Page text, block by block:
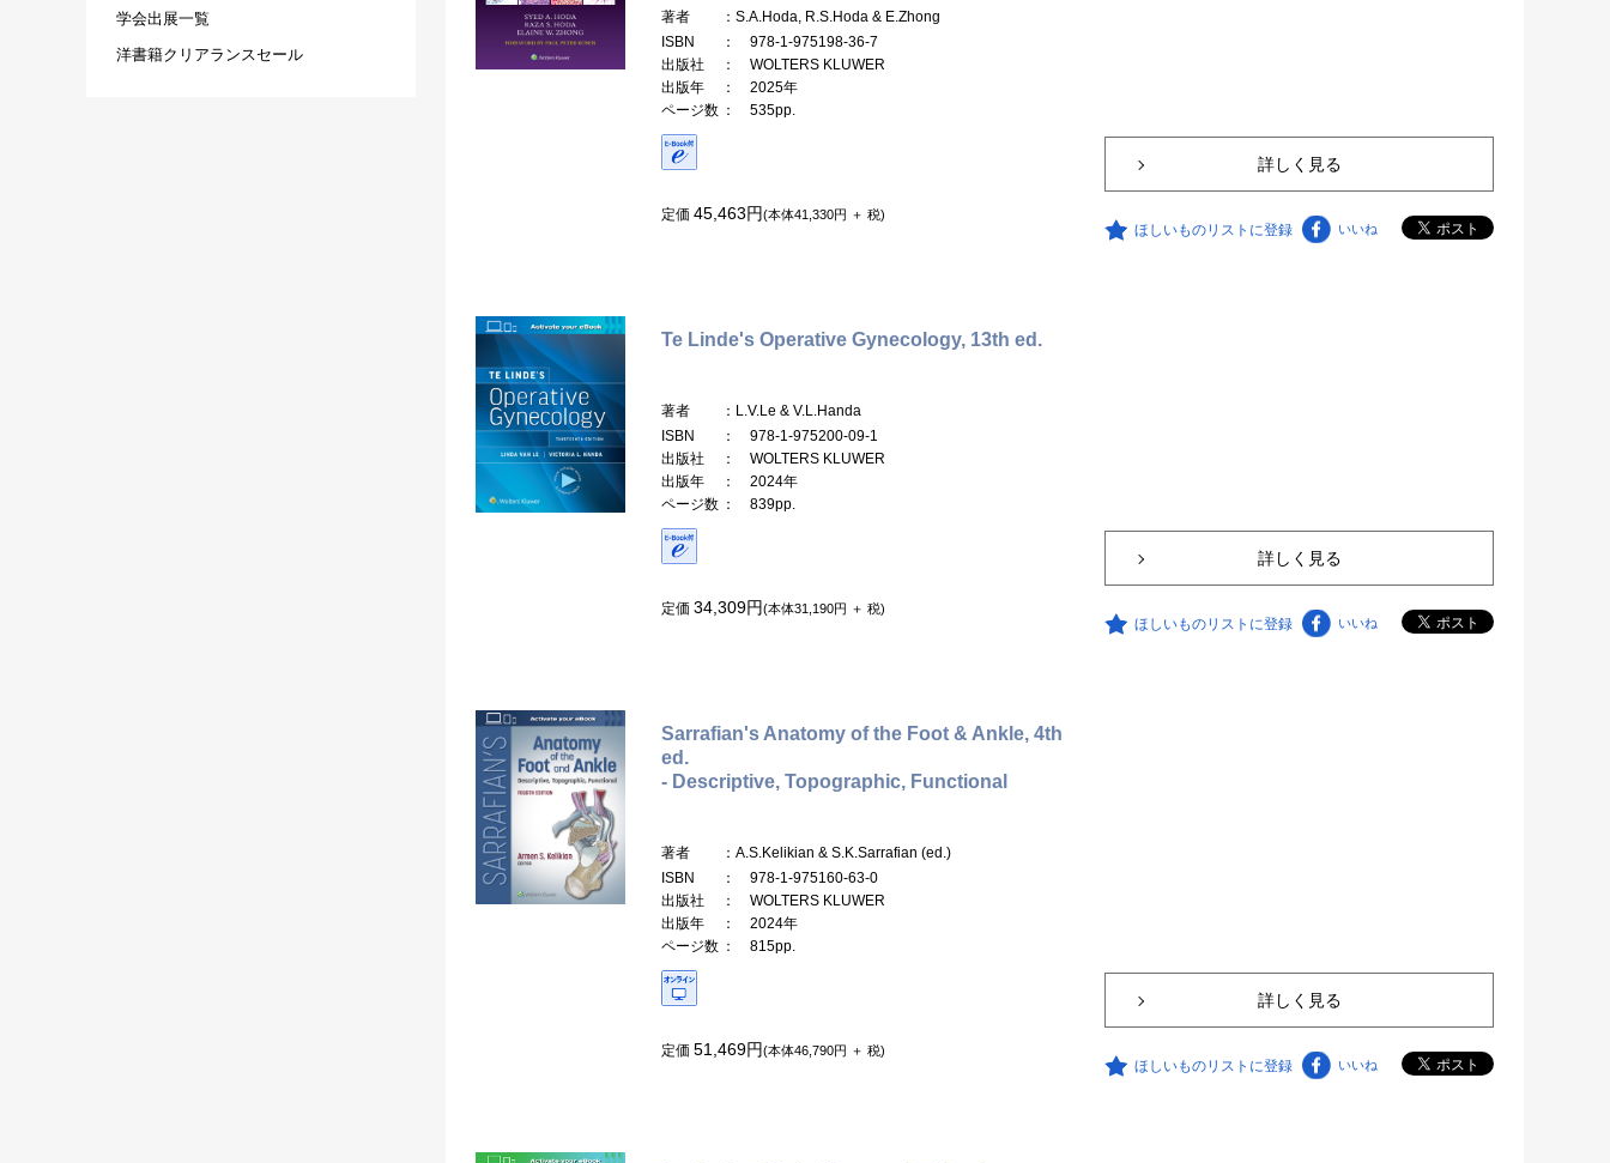
著者
：S.A.Hoda, R.S.Hoda & E.Zhong
ISBN
： 978-1-975198-36-7
出版社
： WOLTERS KLUWER
出版年
： 2025年
ページ数 ： 535pp.
定価 45,463円(本体41,330円 ＋ 税)
詳しく見る
ほしいものリストに登録 いいね
Te Linde's Operative Gynecology, 13th ed.
著者
：L.V.Le & V.L.Handa
ISBN
： 978-1-975200-09-1
出版社
： WOLTERS KLUWER
出版年
： 2024年
ページ数 ： 839pp.
定価 34,309円(本体31,190円 ＋ 税)
詳しく見る
ほしいものリストに登録 いいね
Sarrafian's Anatomy of the Foot & Ankle, 4th
ed.
- Descriptive, Topographic, Functional
著者
：A.S.Kelikian & S.K.Sarrafian (ed.)
ISBN
： 978-1-975160-63-0
出版社
： WOLTERS KLUWER
出版年
： 2024年
ページ数 ： 815pp.
定価 51,469円(本体46,790円 ＋ 税)
詳しく見る
ほしいものリストに登録 いいね
学会出展一覧
洋書籍クリアランスセール